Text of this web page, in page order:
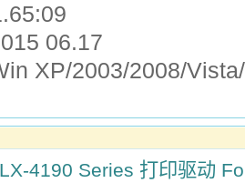
06.17
XP/2003/2008/
4190 Series 打印驱动